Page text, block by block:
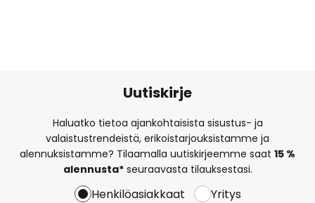
Uutiskirje
Haluatko tietoa ajankohtaisista sisustus- ja
valaistustrendeistä, erikoistarjouksistamme ja
alennuksistamme? Tilaamalla uutiskirjeemme saat 15 %
alennusta*seuraavasta tilauksestasi.
Henkilöasiakkaat Yritys